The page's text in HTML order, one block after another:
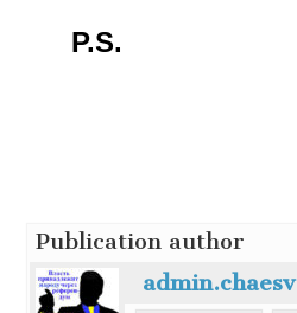
P.S.
Publication author
admin.chaesv